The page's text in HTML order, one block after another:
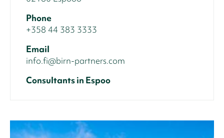
Phone
+358 44 383 3333
Email
info.fi@birn-partners.com
Consultants in Espoo